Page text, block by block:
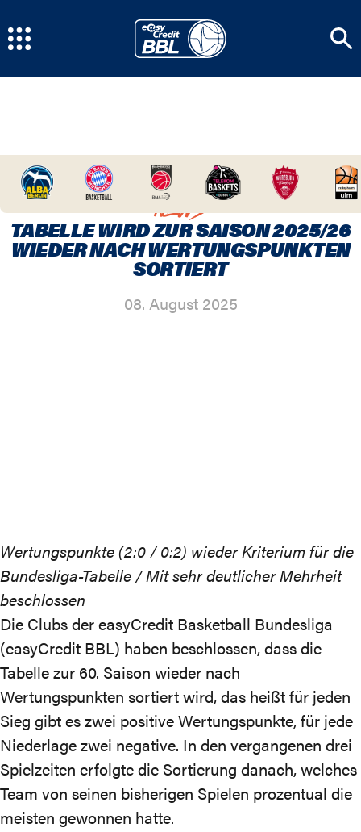
HOME NEWSCENTER
TABELLE WIRD ZUR
SAISON 2025/26 WIEDER NACH WERTUNGSPUNKTEN
SORTIERT
NEWS
TABELLE WIRD ZUR SAISON 2025/26
WIEDER NACH WERTUNGSPUNKTEN
SORTIERT
08. August 2025
Wertungspunkte (2:0 / 0:2) wieder Kriterium für die
Bundesliga-Tabelle / Mit sehr deutlicher Mehrheit
beschlossen
Die Clubs der easyCredit Basketball Bundesliga
(easyCredit BBL) haben beschlossen, dass die
Tabelle zur 60. Saison wieder nach
Wertungspunkten sortiert wird, das heißt für jeden
Sieg gibt es zwei positive Wertungspunkte, für jede
Niederlage zwei negative. In den vergangenen drei
Spielzeiten erfolgte die Sortierung danach, welches
Team von seinen bisherigen Spielen prozentual die
meisten gewonnen hatte.